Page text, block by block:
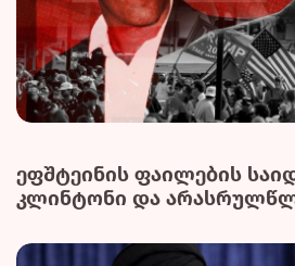
ეფშტეინის ფაილების
კლინტონი და